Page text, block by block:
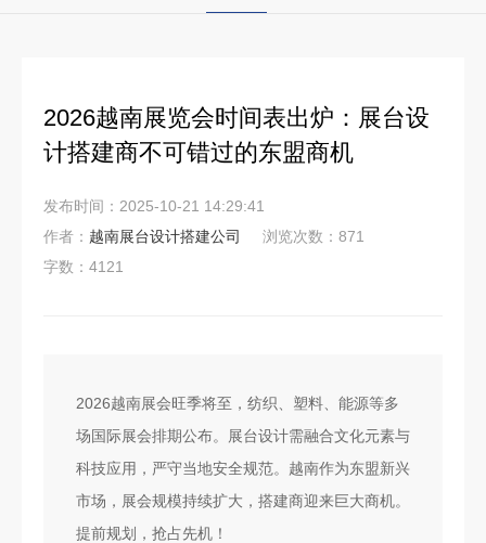
2026越南展览会时间表出炉：展台设
计搭建商不可错过的东盟商机
发布时间：2025-10-21 14:29:41
作者： 越南展台设计搭建公司
浏览次数：871
字数：4121
2026越南展会旺季将至，纺织、塑料、能源等多
场国际展会排期公布。展台设计需融合文化元素与
科技应用，严守当地安全规范。越南作为东盟新兴
市场，展会规模持续扩大，搭建商迎来巨大商机。
提前规划，抢占先机！